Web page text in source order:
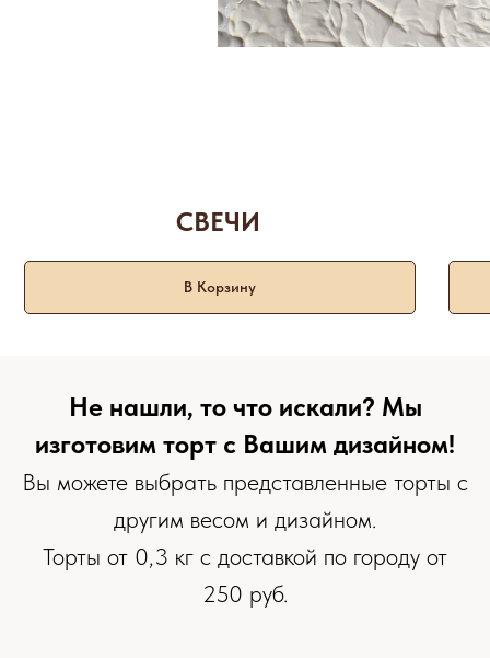
СВЕЧИ
В Корзину
Не нашли, то что искали? Мы
изготовим торт с Вашим дизайном!
Вы можете выбрать представленные торты с
другим весом и дизайном.
Торты от 0,3 кг с доставкой по городу от
250 руб.